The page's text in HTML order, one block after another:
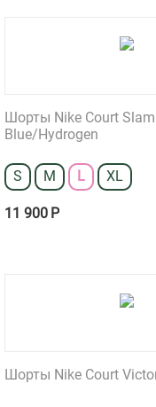
Шорты Nike Court
Blue/Hydrogen
S M L XL
11 900 Р
Шорты Nike Court